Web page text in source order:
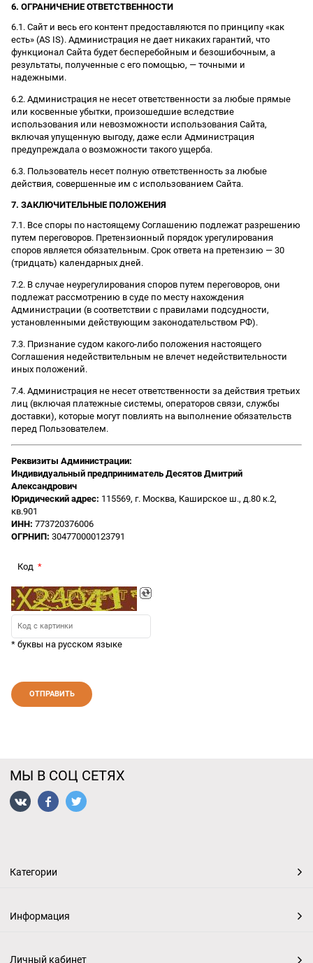
6. ОГРАНИЧЕНИЕ ОТВЕТСТВЕННОСТИ
6.1. Сайт и весь его контент предоставляются по принципу «как
есть» (AS IS). Администрация не дает никаких гарантий, что
функционал Сайта будет бесперебойным и безошибочным, а
результаты, полученные с его помощью, — точными и
надежными.
6.2. Администрация не несет ответственности за любые прямые
или косвенные убытки, произошедшие вследствие
использования или невозможности использования Сайта,
включая упущенную выгоду, даже если Администрация
предупреждала о возможности такого ущерба.
6.3. Пользователь несет полную ответственность за любые
действия, совершенные им с использованием Сайта.
7. ЗАКЛЮЧИТЕЛЬНЫЕ ПОЛОЖЕНИЯ
7.1. Все споры по настоящему Соглашению подлежат разрешению
путем переговоров. Претензионный порядок урегулирования
споров является обязательным. Срок ответа на претензию — 30
(тридцать) календарных дней.
7.2. В случае неурегулирования споров путем переговоров, они
подлежат рассмотрению в суде по месту нахождения
Администрации (в соответствии с правилами подсудности,
установленными действующим законодательством РФ).
7.3. Признание судом какого-либо положения настоящего
Соглашения недействительным не влечет недействительности
иных положений.
7.4. Администрация не несет ответственности за действия третьих
лиц (включая платежные системы, операторов связи, службы
доставки), которые могут повлиять на выполнение обязательств
перед Пользователем.
Реквизиты Администрации:
Индивидуальный предприниматель Десятов Дмитрий
Александрович
Юридический адрес: 115569, г. Москва, Каширское ш., д.80 к.2,
кв.901
ИНН: 773720376006
ОГРНИП: 304770000123791
Код
* буквы на русском языке
МЫ В СОЦ СЕТЯХ
Категории
Информация
Личный кабинет